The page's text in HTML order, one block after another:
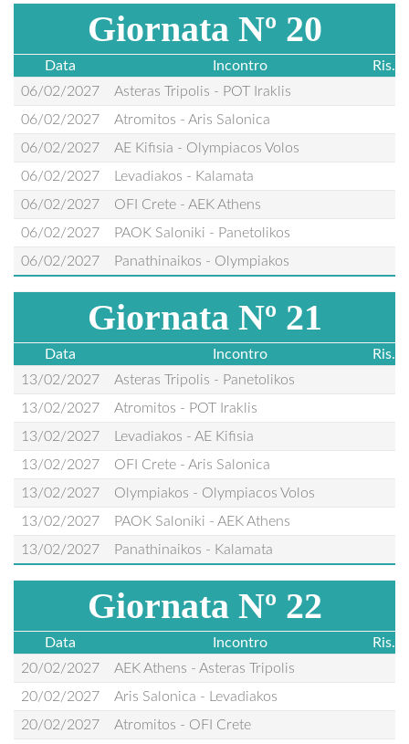
Giornata Nº 20
Data Incontro
Ris.
06/02/2027
Asteras Tripolis - POT Iraklis
06/02/2027
Atromitos - Aris Salonica
06/02/2027
AE Kifisia - Olympiacos Volos
06/02/2027
Levadiakos - Kalamata
06/02/2027
OFI Crete - AEK Athens
06/02/2027
PAOK Saloniki - Panetolikos
06/02/2027
Panathinaikos - Olympiakos
Giornata Nº 21
Data Incontro
Ris.
13/02/2027
Asteras Tripolis - Panetolikos
13/02/2027
Atromitos - POT Iraklis
13/02/2027
Levadiakos - AE Kifisia
13/02/2027
OFI Crete - Aris Salonica
13/02/2027
Olympiakos - Olympiacos Volos
13/02/2027
PAOK Saloniki - AEK Athens
13/02/2027
Panathinaikos - Kalamata
Giornata Nº 22
Data Incontro
Ris.
20/02/2027
AEK Athens - Asteras Tripolis
20/02/2027
Aris Salonica - Levadiakos
20/02/2027
Atromitos - OFI Crete